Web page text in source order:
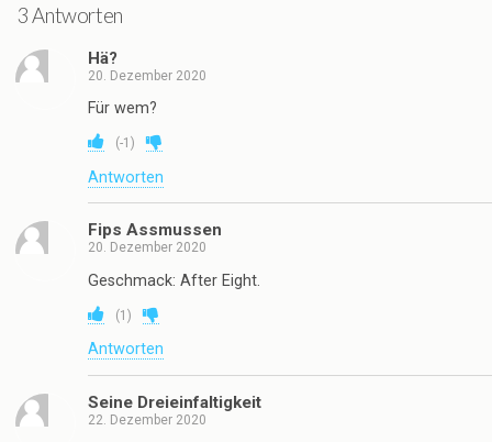
3 Antworten
Hä?
20. Dezember 2020
Für wem?
(-1 )
Antworten
Fips Assmussen
20. Dezember 2020
Geschmack: After Eight.
(1 )
Antworten
Seine Dreieinfaltigkeit
22. Dezember 2020